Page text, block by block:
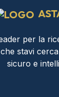
per la
stavi
sicuro e